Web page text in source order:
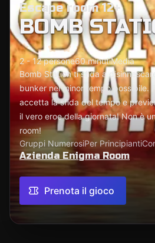
Escape room 12+
BOMB
2 - 12 persone60 minutiMedia
Bomb Station ti sfida a
bunker nel minor tempo possibile.
accetta la sfida del tempo e
il vero eroe della giornata! Non è
room!
Gruppi NumerosiPer Principianti
Azienda Enigma Room
Prenota il gioco